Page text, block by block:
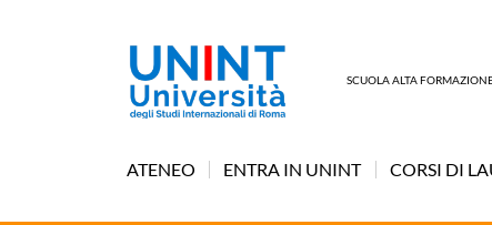
SCUOLA ALTA
ATENEO ENTRA IN UNINT CORSI DI